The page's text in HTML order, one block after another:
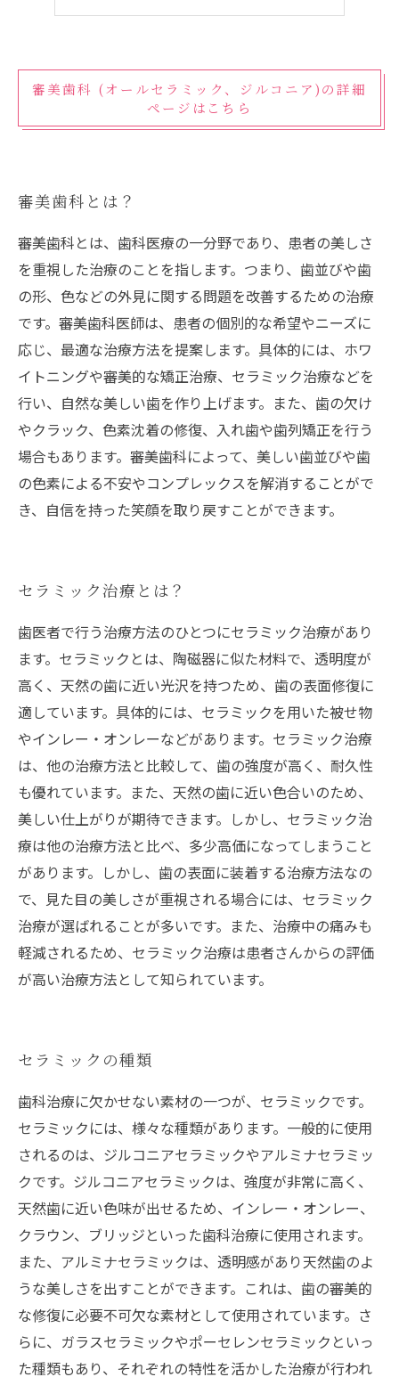
審美歯科 (オールセラミック、ジルコニア)の詳細
ページはこちら
審美歯科とは？
審美歯科とは、歯科医療の一分野であり、患者の美しさ
を重視した治療のことを指します。つまり、歯並びや歯
の形、色などの外見に関する問題を改善するための治療
です。審美歯科医師は、患者の個別的な希望やニーズに
応じ、最適な治療方法を提案します。具体的には、ホワ
イトニングや審美的な矯正治療、セラミック治療などを
行い、自然な美しい歯を作り上げます。また、歯の欠け
やクラック、色素沈着の修復、入れ歯や歯列矯正を行う
場合もあります。審美歯科によって、美しい歯並びや歯
の色素による不安やコンプレックスを解消することがで
き、自信を持った笑顔を取り戻すことができます。
セラミック治療とは？
歯医者で行う治療方法のひとつにセラミック治療があり
ます。セラミックとは、陶磁器に似た材料で、透明度が
高く、天然の歯に近い光沢を持つため、歯の表面修復に
適しています。具体的には、セラミックを用いた被せ物
やインレー・オンレーなどがあります。セラミック治療
は、他の治療方法と比較して、歯の強度が高く、耐久性
も優れています。また、天然の歯に近い色合いのため、
美しい仕上がりが期待できます。しかし、セラミック治
療は他の治療方法と比べ、多少高価になってしまうこと
があります。しかし、歯の表面に装着する治療方法なの
で、見た目の美しさが重視される場合には、セラミック
治療が選ばれることが多いです。また、治療中の痛みも
軽減されるため、セラミック治療は患者さんからの評価
が高い治療方法として知られています。
セラミックの種類
歯科治療に欠かせない素材の一つが、セラミックです。
セラミックには、様々な種類があります。一般的に使用
されるのは、ジルコニアセラミックやアルミナセラミッ
クです。ジルコニアセラミックは、強度が非常に高く、
天然歯に近い色味が出せるため、インレー・オンレー、
クラウン、ブリッジといった歯科治療に使用されます。
また、アルミナセラミックは、透明感があり天然歯のよ
うな美しさを出すことができます。これは、歯の審美的
な修復に必要不可欠な素材として使用されています。さ
らに、ガラスセラミックやポーセレンセラミックといっ
た種類もあり、それぞれの特性を活かした治療が行われ